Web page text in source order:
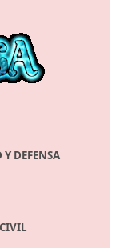
DEFENSA